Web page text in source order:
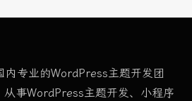
专业的WordPress主题开发团
从事WordPress主题开发、小程序